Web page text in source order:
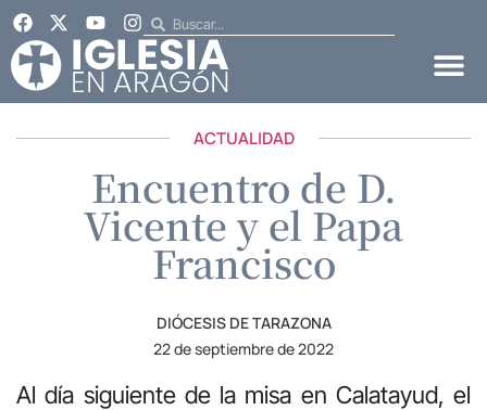
ACTUALIDAD
Encuentro de D.
Vicente y el Papa
Francisco
DIÓCESIS DE TARAZONA
22 de septiembre de 2022
Al día siguiente de la misa en Calatayud, el